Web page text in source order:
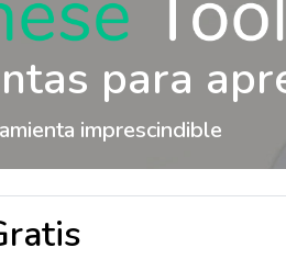
para
imprescindible